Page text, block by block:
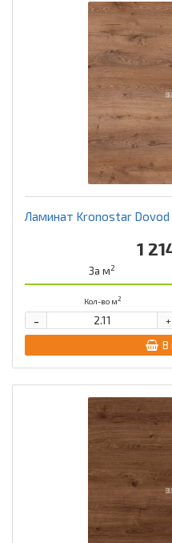
Ламинат Kronostar
1
За м2
Кол-во м2
+
-
В